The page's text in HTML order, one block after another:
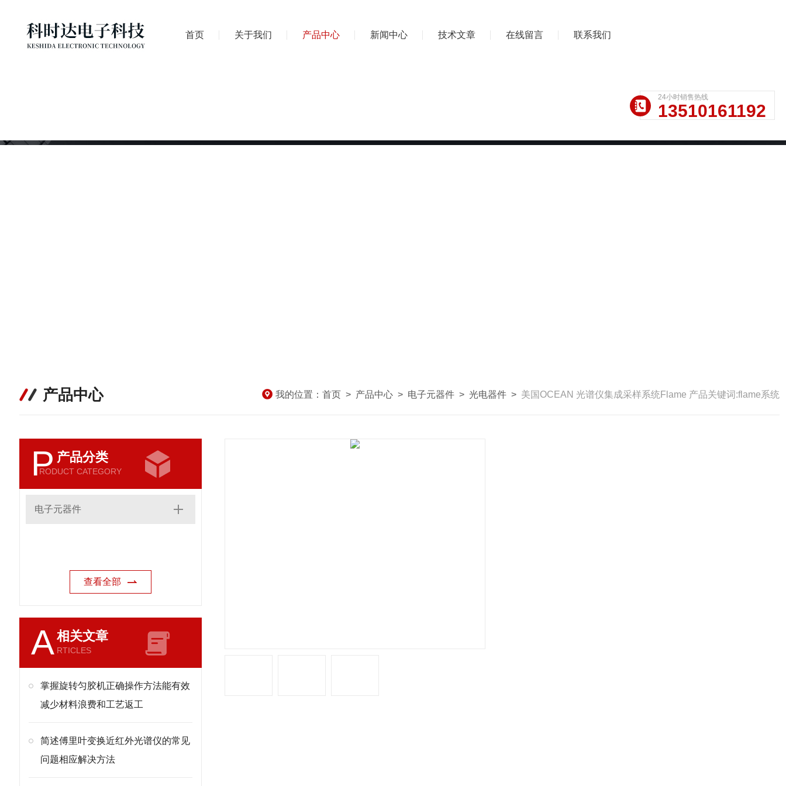
首页 关于我们 产品中心 新闻中心 技术文章 在线留言 联系我们
24小时销售热线
13510161192
产品中心 我的位置： 首页 > 产品中心 > 电子元器件 > 光电器件 > 美国OCEAN 光谱仪集成采样系统Flame 产品关键词:flame系统
P 产品分类
RODUCT CATEGORY
电子元器件
查看全部
A相关文章
RTICLES
掌握旋转匀胶机正确操作方法能有效
减少材料浪费和工艺返工
简述傅里叶变换近红外光谱仪的常见
问题相应解决方法